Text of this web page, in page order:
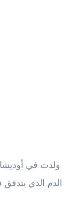
ولدت في
الدم الذي